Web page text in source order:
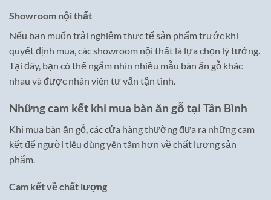
Showroom nội thất
Nếu bạn muốn trải nghiệm thực tế sản phẩm trước khi
quyết định mua, các showroom nội thất là lựa chọn lý tưởng.
Tại đây, bạn có thể ngắm nhìn nhiều mẫu bàn ăn gỗ khác
nhau và được nhân viên tư vấn tận tình.
Những cam kết khi mua bàn ăn gỗ tại Tân Bình
Khi mua bàn ăn gỗ, các cửa hàng thường đưa ra những cam
kết để người tiêu dùng yên tâm hơn về chất lượng sản
phẩm.
Cam kết về chất lượng